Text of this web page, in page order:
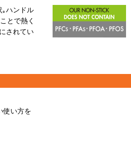
｡ハンドル
とで熱く
されてい
使い方を